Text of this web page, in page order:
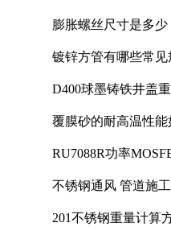
膨胀螺丝尺寸是多少
镀锌方管有哪些常
D400球墨铸铁井盖
覆膜砂的耐高温性能
RU7088R功率
不锈钢通风 管道施工
201不锈钢重量计算